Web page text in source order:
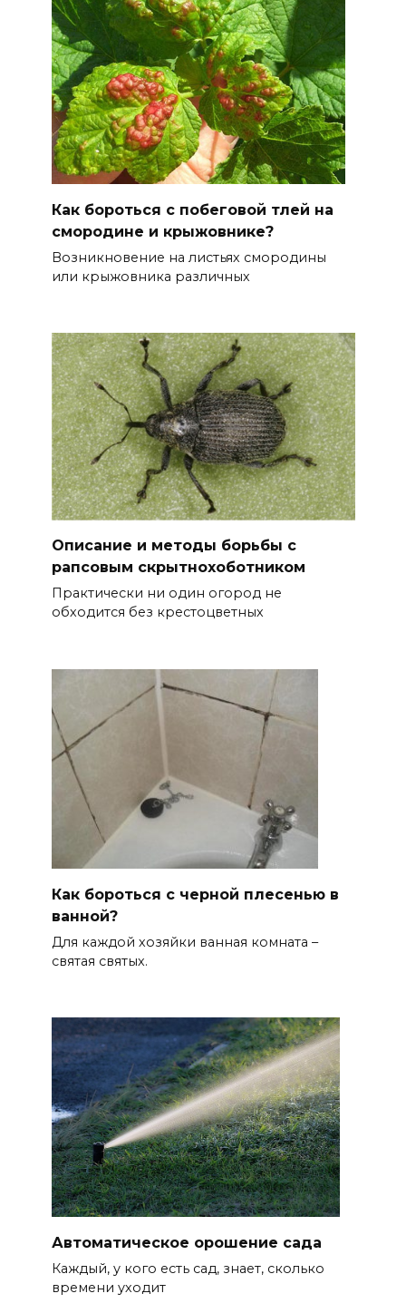
Как бороться с побеговой тлей на
смородине и крыжовнике?
Возникновение на листьях смородины
или крыжовника различных
Описание и методы борьбы с
рапсовым скрытнохоботником
Практически ни один огород не
обходится без крестоцветных
Как бороться с черной плесенью в
ванной?
Для каждой хозяйки ванная комната –
святая святых.
Автоматическое орошение сада
Каждый, у кого есть сад, знает, сколько
времени уходит